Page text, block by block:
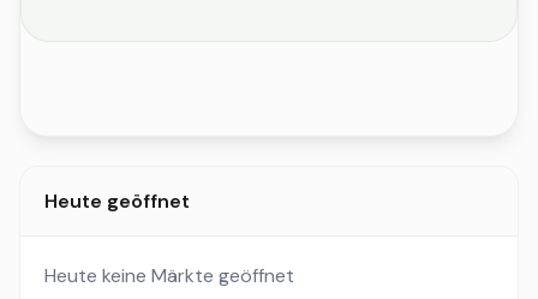
Heute geöffnet
Heute keine Märkte geöffnet